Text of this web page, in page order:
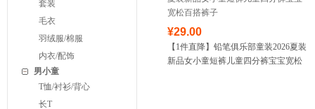
套装
毛衣
羽绒服/棉服
内衣/配饰
男小童
T恤/衬衫/背心
长T
¥29.00
【1件直降】铅笔俱乐部童装2026夏装
新品女小童短裤儿童四分裤宝宝宽松